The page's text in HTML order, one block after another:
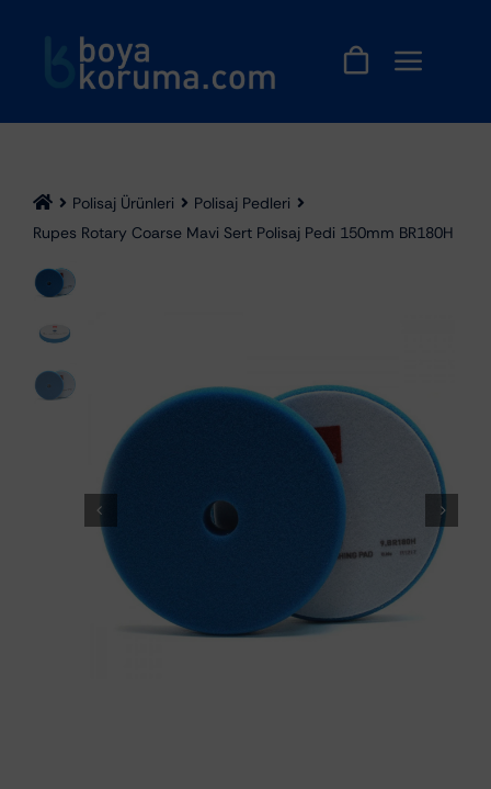
Polisaj Ürünleri
Polisaj Pedleri
Rupes Rotary Coarse Mavi Sert Polisaj Pedi 150mm BR180H